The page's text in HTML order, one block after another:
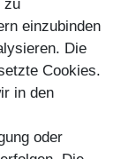
zu
einzubinden
Die
Cookies.
in den
oder